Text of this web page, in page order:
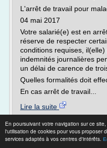
En poursuivant votre navigation sur ce
l'utilisation de cookies pour vous proposer
services adaptés à vos centres d'intérêts.
L'arrêt de travail pour
04 mai 2017
Votre salarié(e) est en
réserve de respecter
conditions requises,
indemnités journalières
un délai de carence de
Quelles formalités doit
En cas arrêt de travail...
Lire la suite
Site :ameli.fr
Thèmes liés :calcul